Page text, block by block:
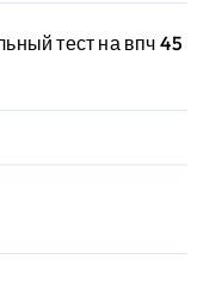
тест на впч 45